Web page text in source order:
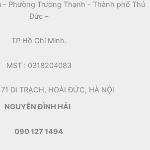
- Phường Trường Thạnh - Thành phố Thủ
Đức –
TP Hồ Chí Minh.
MST : 0318204083
DI TRẠCH, HOÀI ĐỨC, HÀ NỘI
NGUYỄN ĐÌNH HẢI
090 127 1494